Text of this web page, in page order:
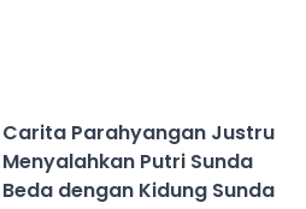
Carita Parahyangan Justru
Menyalahkan Putri Sunda
Beda dengan Kidung Sunda